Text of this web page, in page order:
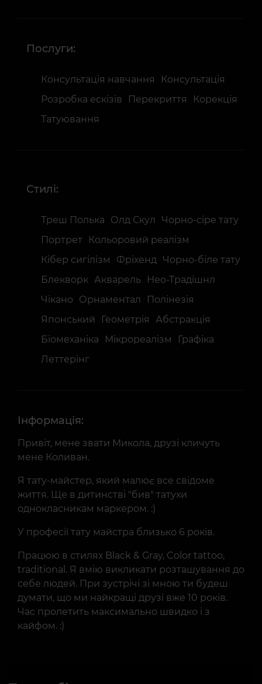
Послуги:
Консультація навчання
Консультація
Розробка ескізів
Перекриття
Корекція
Татуювання
Стилі:
Треш Полька Олд Скул
Чорно-сіре тату
Портрет
Кольоровий реалізм
Кібер сигілізм
Фріхенд Чорно-біле тату
Блекворк Акварель
Нео-Традішнл
Чікано
Орнаментал
Полінезія
Японський
Геометрія
Абстракція
Біомеханіка
Мікрореалізм
Графіка
Леттерінг
Інформація:
Привіт, мене звати Микола, друзі кличуть
мене Коливан.
Я тату-майстер, який малює все свідоме
життя. Ще в дитинстві "бив" татухи
однокласникам маркером. :)
У професії тату майстра близько 6 років.
Працюю в стилях Black & Gray, Color tattoo,
traditional. Я вмію викликати розташування до
себе людей. При зустрічі зі мною ти будеш
думати, що ми найкращі друзі вже 10 років.
Час пролетить максимально швидко і з
кайфом. :)